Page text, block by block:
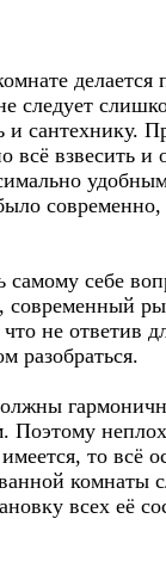
делается
следует
и сантехнику.
всё взвесить и
самому себе
современный
не ответив
разобраться.
Поэтому
то всё
комнаты
всех её